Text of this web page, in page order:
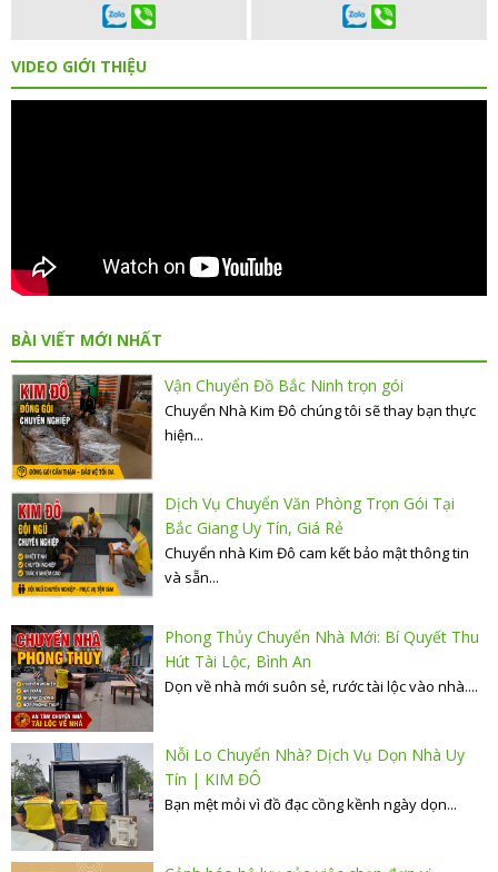
VIDEO GIỚI THIỆU
BÀI VIẾT MỚI NHẤT
Vận Chuyển Đồ Bắc Ninh trọn gói
Chuyển Nhà Kim Đô chúng tôi sẽ thay bạn thực
hiện...
Dịch Vụ Chuyển Văn Phòng Trọn Gói Tại
Bắc Giang Uy Tín, Giá Rẻ
Chuyển nhà Kim Đô cam kết bảo mật thông tin
và sẵn...
Phong Thủy Chuyển Nhà Mới: Bí Quyết Thu
Hút Tài Lộc, Bình An
Dọn về nhà mới suôn sẻ, rước tài lộc vào nhà....
Nỗi Lo Chuyển Nhà? Dịch Vụ Dọn Nhà Uy
Tín | KIM ĐÔ
Bạn mệt mỏi vì đồ đạc cồng kềnh ngày dọn...